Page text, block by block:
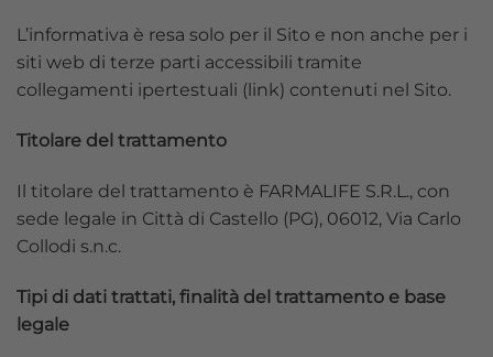
L’informativa è resa solo per il Sito e non anche per i
siti web di terze parti accessibili tramite
collegamenti ipertestuali (link) contenuti nel Sito.
Titolare del trattamento
Il titolare del trattamento è FARMALIFE S.R.L., con
sede legale in Città di Castello (PG), 06012, Via Carlo
Collodi s.n.c.
Tipi di dati trattati, finalità del trattamento e base
legale